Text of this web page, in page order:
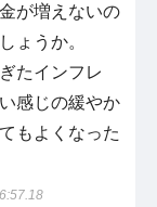
が増えないの
ょうか。
たインフレ
感じの緩やか
もよくなった